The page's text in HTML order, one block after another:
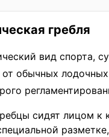
гребля
вид спорта,
обычных
сидят лицом к